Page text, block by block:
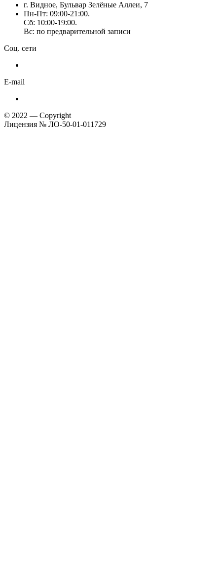
г. Видное, Бульвар Зелёные Аллеи, 7
Пн-Пт: 09:00-21:00.
Сб: 10:00-19:00.
Вс: по предварительной записи
Соц. сети
E-mail
© 2022 — Copyright
Лицензия № ЛО-50-01-011729